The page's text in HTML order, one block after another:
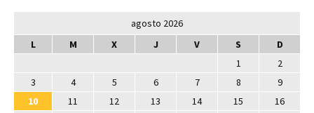
agosto 2026
L
M X J V S
D
1
2
3
4 5 6 7 8
9
10
11 12 13 14 15
16